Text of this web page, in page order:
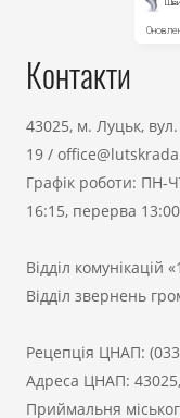
Контакти
43025, м. Луцьк,
19 /
Графік роботи:
16:15, перерва
Відділ комунікацій
Відділ звернень
Рецепція ЦНАП:
Адреса ЦНАП:
Приймальня